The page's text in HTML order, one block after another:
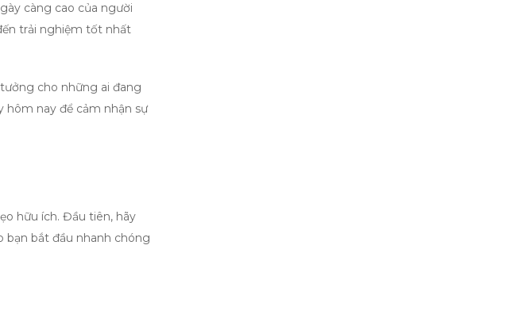
càng cao của người
trải nghiệm tốt nhất
cho những ai đang
hôm nay để cảm nhận sự
hữu ích. Đầu tiên, hãy
bạn bắt đầu nhanh chóng